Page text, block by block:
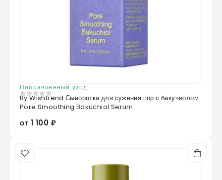
Направленный уход
0из 5
By Wishtrend Сыворотка для сужения пор с бакучиолом
Pore Smoothing Bakuchiol Serum
от 1 100 ₽